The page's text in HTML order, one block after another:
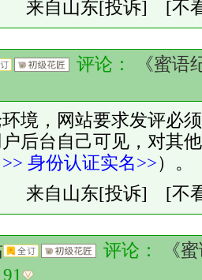
来自山东[投诉] [不
评论：
《蜜语
境，网站要求发评必
后台自己可见，对其
身份认证实名>>）。
来自山东[投诉] [不
评论：
《
91